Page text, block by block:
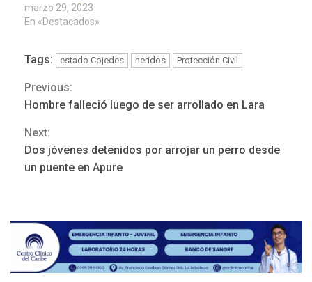
marzo 29, 2023
En «Destacados»
Tags: estado Cojedes heridos Protección Civil
Continue
Reading
Previous:
Hombre falleció luego de ser arrollado en Lara
Next:
Dos jóvenes detenidos por arrojar un perro desde
un puente en Apure
ÚLTIMA HORA
REGIONALES ÚLTIMA HORA
Instituciones estadales se
suman al Plan Agosto de